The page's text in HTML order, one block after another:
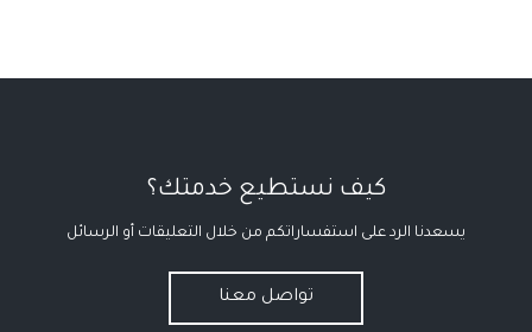
كيف نستطيع خدمتك؟
يسعدنا الرد على استفساراتكم من خلال التعليقات أو الرسائل
تواصل معنا